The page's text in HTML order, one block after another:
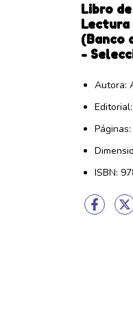
Libro
Lectura
(Banco
-
Autora:
ISBN: